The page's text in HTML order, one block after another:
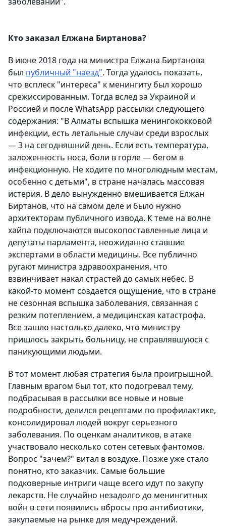
Кто заказал Елжана Биртанова?
В июне 2018 года на министра Елжана Биртанова
был публичный "наезд". Тогда удалось показать,
что всплеск "интереса" к менингиту был хорошо
срежиссированным. Тогда вслед за Украиной и
Россией и после WhatsАpp рассылки следующего
содержания: "В Алматы вспышка менингококковой
инфекции, есть летальные случаи среди взрослых
— 3 на сегодняшний день. Если есть температура,
заложенность носа, боли в горле — бегом в
инфекционную. Не ходите по многолюдным местам,
особенно с детьми", в стране началась массовая
истерия. В дело вынужденно вмешивается Елжан
Биртанов, что на самом деле и было нужно
архитекторам публичного извода. К теме на волне
хайпа подключаются высокопоставленные лица и
депутаты парламента, неожиданно ставшие
экспертами в области медицины. Все публично
ругают министра здравоохранения, что
взвинчивает накал страстей до самых небес. В
какой-то момент создается ощущение, что в стране
не сезонная вспышка заболевания, связанная с
резким потеплением, а медицинская катастрофа.
Все зашло настолько далеко, что министру
пришлось закрыть больницу, не справлявшуюся с
паникующими людьми.
В тот момент любая стратегия была проигрышной.
Главным врагом был тот, кто подогревал тему,
подбрасывая в рассылки все новые и новые
подробности, делился рецептами по профилактике,
консолидировал людей вокруг серьезного
заболевания. По оценкам аналитиков, в атаке
участвовало несколько сотен сетевых фантомов.
Вопрос "зачем?" витал в воздухе. Позже уже стало
понятно, кто заказчик. Самые большие
подковерные интриги чаще всего идут по закупу
лекарств. Не случайно незадолго до менингитных
войн в сети появились вбросы про антибиотики,
закупаемые на рынке для медучреждений.